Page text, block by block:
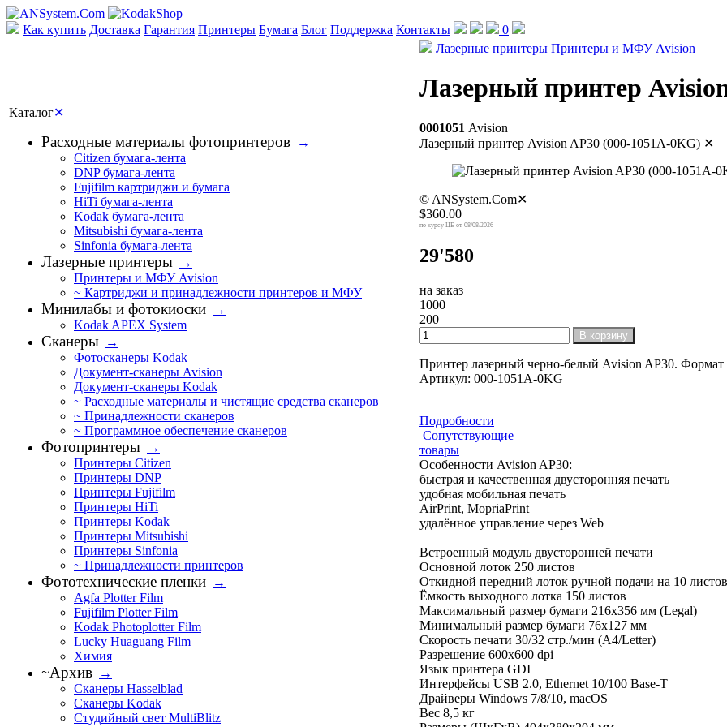
Как купить Доставка Гарантия Принтеры Бумага Блог Поддержка Контакты
0
Лазерные принтеры Принтеры и МФУ Avision
Лазерный принтер
0001051 Avision
Лазерный принтер Avision AP30 (000-1051A-0KG) ✕
© ANSystem.Com✕
$360.00
08/08/2026
29'580
на заказ
1000
200
В корзину
Принтер лазерный черно-белый Avision AP30.
Артикул: 000-1051A-0KG
Подробности
Сопутствующие
товары
Особенности Avision AP30:
быстрая и качественная двусторонняя печать
удобная мобильная печать
AirPrint, MopriaPrint
удалённое управление через Web
Встроенный модуль двусторонней печати
Основной лоток 250 листов
Откидной передний лоток ручной подачи на 10 листов
Ёмкость выходного лотка 150 листов
Максимальный размер бумаги 216x356 мм (Legal)
Минимальный размер бумаги 76x127 мм
Скорость печати 30/32 стр./мин (А4/Letter)
Разрешение 600x600 dpi
Язык принтера GDI
Интерфейсы USB 2.0, Ethernet 10/100 Base-T
Драйверы Windows 7/8/10, macOS
Вес 8,5 кг
Каталог✕
Расходные материалы фотопринтеров
→
Citizen бумага-лента
DNP бумага-лента
Fujifilm картриджи и бумага
HiTi бумага-лента
Kodak бумага-лента
Mitsubishi бумага-лента
Sinfonia бумага-лента
Лазерные принтеры
→
Принтеры и МФУ Avision
~ Картриджи и принадлежности принтеров и МФУ
Минилабы и фотокиоски
→
Kodak APEX System
Сканеры
→
Фотосканеры Kodak
Документ-сканеры Avision
Документ-сканеры Kodak
~ Расходные материалы и чистящие средства сканеров
~ Принадлежности сканеров
~ Программное обеспечение сканеров
Фотопринтеры
→
Принтеры Citizen
Принтеры DNP
Принтеры Fujifilm
Принтеры HiTi
Принтеры Kodak
Принтеры Mitsubishi
Принтеры Sinfonia
~ Принадлежности принтеров
Фототехнические пленки
→
Agfa Plotter Film
Fujifilm Plotter Film
Kodak Photoplotter Film
Lucky Huaguang Film
Химия
~Архив
→
Сканеры Hasselblad
Сканеры Kodak
Студийный свет MultiBlitz